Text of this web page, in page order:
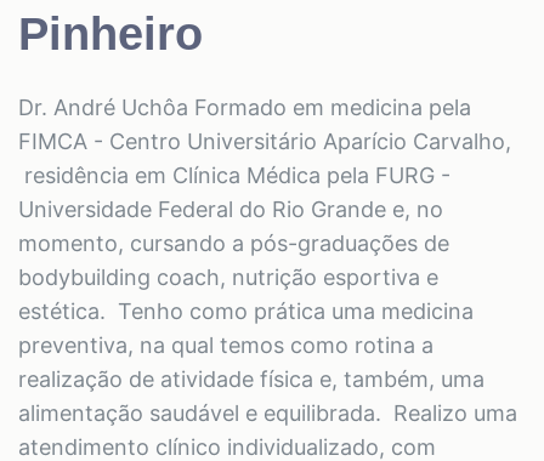
Pinheiro
Dr. André Uchôa Formado em medicina pela
FIMCA - Centro Universitário Aparício Carvalho,
residência em Clínica Médica pela FURG -
Universidade Federal do Rio Grande e, no
momento, cursando a pós-graduações de
bodybuilding coach, nutrição esportiva e
estética. Tenho como prática uma medicina
preventiva, na qual temos como rotina a
realização de atividade física e, também, uma
alimentação saudável e equilibrada. Realizo uma
atendimento clínico individualizado, com